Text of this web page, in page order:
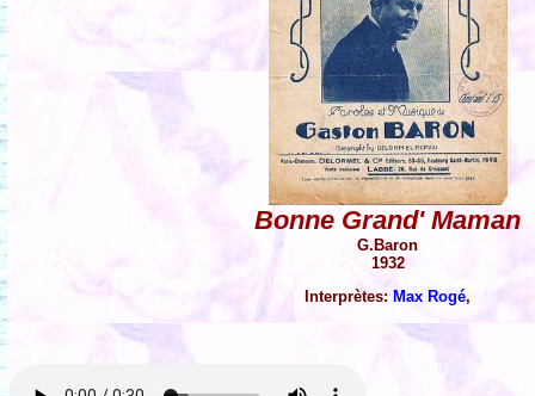
Bonne Grand' Maman
G.Baron
1932
Interprètes: Max Rogé,